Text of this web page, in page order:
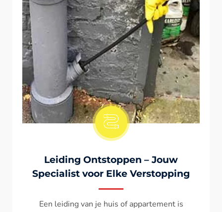
Onstopping Van Wc-Tiolet
Wc spoelt niet meer door ? het water komt
terug ? ontstoppen wc , ontstopping wc , wc